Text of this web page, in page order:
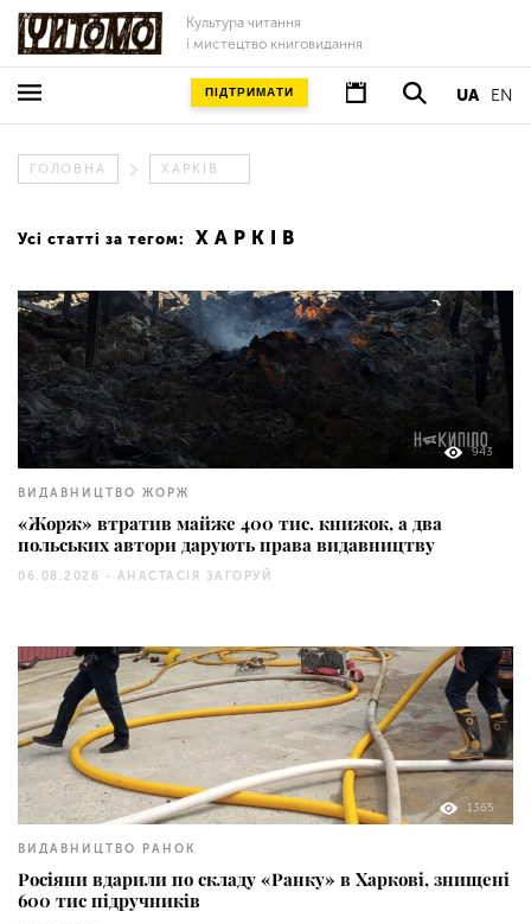
Культура читання
і мистецтво книговидання
UA EN
ПІДТРИМАТИ
ГОЛОВНА ХАРКІВ
Усі статті за тегом: ХАРКІВ
943
ВИДАВНИЦТВО ЖОРЖ
«Жорж» втратив майже 400 тис. книжок, а два
польських автори дарують права видавництву
06.08.2026 - АНАСТАСІЯ ЗАГОРУЙ
1365
ВИДАВНИЦТВО РАНОК
Росіяни вдарили по складу «Ранку» в Харкові, знищені
600 тис підручників